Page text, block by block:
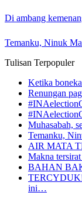
Di ambang
Temanku, Ninuk
Tulisan Terpopuler
Ketika
Renungan
Muhasabah,
Temanku,
AIR MATA
Makna
BAHAN
TERCYDUK!
ini…